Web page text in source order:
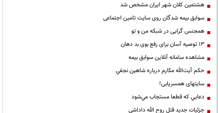
هشتمین کلان شهر ایران مشخص شد
سوابق بیمه شدگان روی سایت تامین اجتماعی
همجنس گرایی در شبکه من و تو
13 توصیه آسان برای رفع بوی بد دهان
مشاهده سامانه آنلاين سوابق بیمه
حكم آيت‌الله مكارم درباره شاهين نجفي
سایتهای همسریابی!
دعايي كه قطعا مستجاب مي‌شود
جزئیات جدید قتل روح الله داداشی